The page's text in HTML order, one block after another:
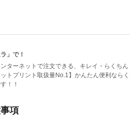
」で！
ターネットで注文できる、キレイ・らくち
トプリント取扱量No.1】かんたん便利なら
！！
項